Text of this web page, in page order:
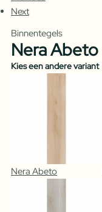
Next
Binnentegels
Nera Abeto
Kies een andere variant
Nera Abeto